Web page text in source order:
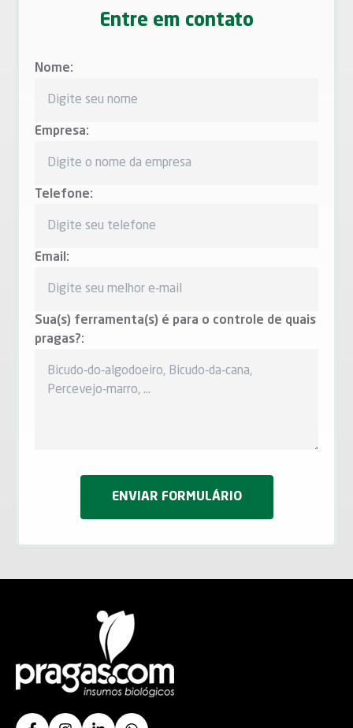
Entre em contato
Nome:
Empresa:
Telefone:
Email:
Sua(s) ferramenta(s) é para o controle de quais
pragas?:
ENVIAR FORMULÁRIO